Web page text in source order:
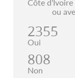
Côte
ou
2355
Oui
808
Non